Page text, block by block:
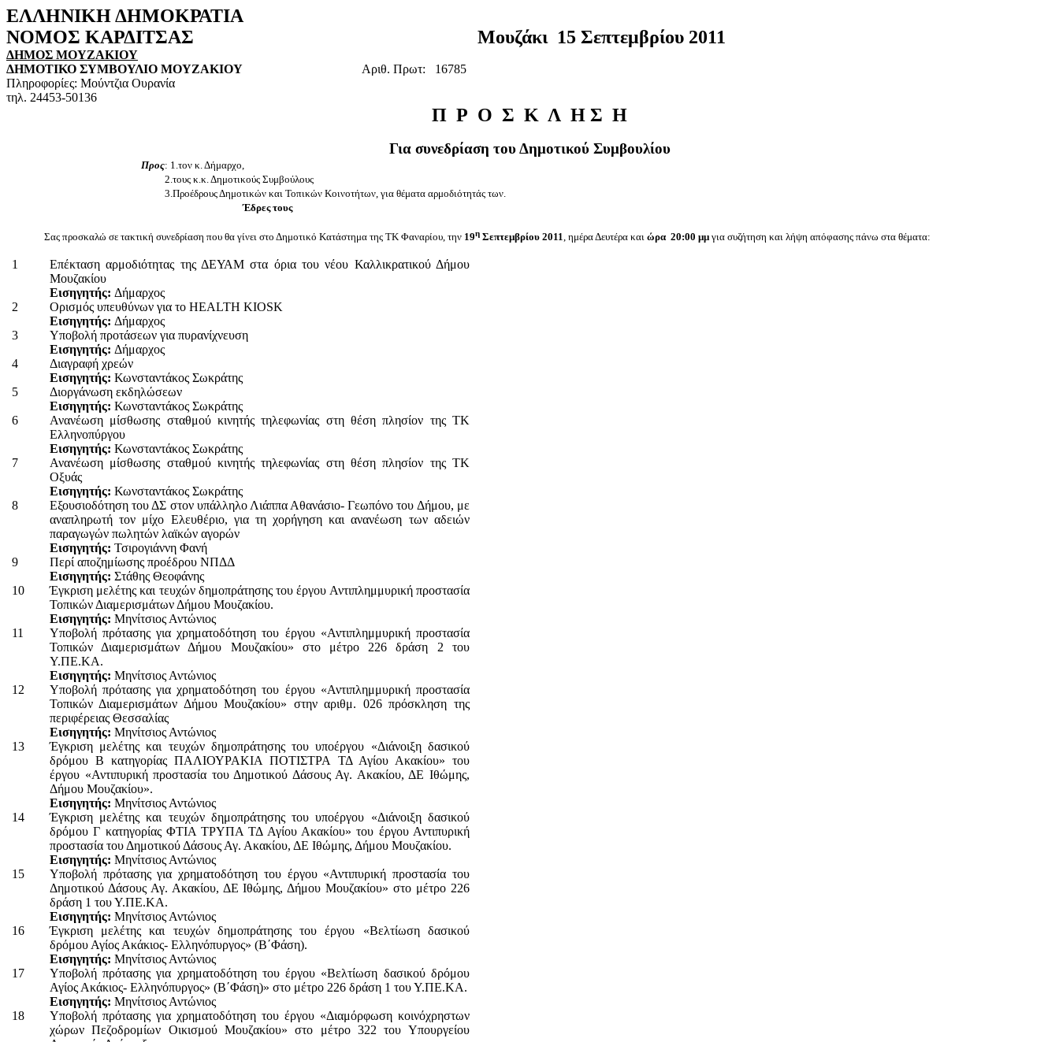
ΕΛΛΗΝΙΚΗΔΗΜΟΚΡΑΤΙΑ
ΝΟΜΟΣ ΚΑΡΔΙΤΣΑΣ Μουζάκι 15 Σεπτεμβρίου 2011
ΔΗΜΟΣ ΜΟΥΖΑΚΙΟΥ
ΔΗΜΟΤΙΚΟ ΣΥΜΒΟΥΛΙΟ ΜΟΥΖΑΚΙΟΥ
Αριθ. Πρωτ:
16785
Πληροφορίες: Μούντζια Ουρανία
τηλ. 24453-50136
Π Ρ Ο Σ Κ Λ Η Σ Η
Για συνεδρίαση του Δημοτικού Συμβουλίου
Προς: 1.τον κ. Δήμαρχο,
2.τους κ.κ. Δημοτικούς Συμβούλους
3.Προέδρους Δημοτικών και Τοπικών Κοινοτήτων, για θέματα αρμοδιότητάς των.
Έδρες τους
Σας προσκαλώ σε τακτική συνεδρίαση που θα γίνει στο Δημοτικό Κατάστημα της ΤΚ Φαναρίου, την 19η Σεπτεμβρίου 2011, ημέρα Δευτέρα και ώρα 20:00 μμ για συζήτηση και λήψη απόφασης πάνω στα θέματα:
1
Επέκταση αρμοδιότητας της ΔΕΥΑΜ στα όρια του νέου Καλλικρατικού Δήμου
Μουζακίου
Εισηγητής: Δήμαρχος
2
Ορισμός υπευθύνων για το HEALTH KIOSK
Εισηγητής: Δήμαρχος
3
Υποβολή προτάσεων για πυρανίχνευση
Εισηγητής: Δήμαρχος
4
Διαγραφή χρεών
Εισηγητής: Κωνσταντάκος Σωκράτης
5
Διοργάνωση εκδηλώσεων
Εισηγητής: Κωνσταντάκος Σωκράτης
6
Ανανέωση μίσθωσης σταθμού κινητής τηλεφωνίας στη θέση πλησίον της ΤΚ
Ελληνοπύργου
Εισηγητής: Κωνσταντάκος Σωκράτης
7
Ανανέωση μίσθωσης σταθμού κινητής τηλεφωνίας στη θέση πλησίον της ΤΚ
Οξυάς
Εισηγητής: Κωνσταντάκος Σωκράτης
8
Εξουσιοδότηση του ΔΣ στον υπάλληλο Λιάππα Αθανάσιο- Γεωπόνο του Δήμου, με
αναπληρωτή τον μίχο Ελευθέριο, για τη χορήγηση και ανανέωση των αδειών
παραγωγών πωλητών λαϊκών αγορών
Εισηγητής: Τσιρογιάννη Φανή
9
Περί αποζημίωσης προέδρου ΝΠΔΔ
Εισηγητής: Στάθης Θεοφάνης
10
Έγκριση μελέτης και τευχών δημοπράτησης του έργου Αντιπλημμυρική προστασία
Τοπικών Διαμερισμάτων Δήμου Μουζακίου.
Εισηγητής: Μηνίτσιος Αντώνιος
11
Υποβολή πρότασης για χρηματοδότηση του έργου «Αντιπλημμυρική προστασία
Τοπικών Διαμερισμάτων Δήμου Μουζακίου» στο μέτρο 226 δράση 2 του
Υ.ΠΕ.ΚΑ.
Εισηγητής: Μηνίτσιος Αντώνιος
12
Υποβολή πρότασης για χρηματοδότηση του έργου «Αντιπλημμυρική προστασία
Τοπικών Διαμερισμάτων Δήμου Μουζακίου» στην αριθμ. 026 πρόσκληση της
περιφέρειας Θεσσαλίας
Εισηγητής: Μηνίτσιος Αντώνιος
13
Έγκριση μελέτης και τευχών δημοπράτησης του υποέργου «Διάνοιξη δασικού
δρόμου Β κατηγορίας ΠΑΛΙΟΥΡΑΚΙΑ ΠΟΤΙΣΤΡΑ ΤΔ Αγίου Ακακίου» του
έργου «Αντιπυρική προστασία του Δημοτικού Δάσους Αγ. Ακακίου, ΔΕ Ιθώμης,
Δήμου Μουζακίου».
Εισηγητής: Μηνίτσιος Αντώνιος
14
Έγκριση μελέτης και τευχών δημοπράτησης του υποέργου «Διάνοιξη δασικού
δρόμου Γ κατηγορίας ΦΤΙΑ ΤΡΥΠΑ ΤΔ Αγίου Ακακίου» του έργου Αντιπυρική
προστασία του Δημοτικού Δάσους Αγ. Ακακίου, ΔΕ Ιθώμης, Δήμου Μουζακίου.
Εισηγητής: Μηνίτσιος Αντώνιος
15
Υποβολή πρότασης για χρηματοδότηση του έργου «Αντιπυρική προστασία του
Δημοτικού Δάσους Αγ. Ακακίου, ΔΕ Ιθώμης, Δήμου Μουζακίου» στο μέτρο 226
δράση 1 του Υ.ΠΕ.ΚΑ.
Εισηγητής: Μηνίτσιος Αντώνιος
16
Έγκριση μελέτης και τευχών δημοπράτησης του έργου «Βελτίωση δασικού
δρόμου Αγίος Ακάκιος- Ελληνόπυργος» (Β΄Φάση).
Εισηγητής: Μηνίτσιος Αντώνιος
17
Υποβολή πρότασης για χρηματοδότηση του έργου «Βελτίωση δασικού δρόμου
Αγίος Ακάκιος- Ελληνόπυργος» (Β΄Φάση)» στο μέτρο 226 δράση 1 του Υ.ΠΕ.ΚΑ.
Εισηγητής: Μηνίτσιος Αντώνιος
18
Υποβολή πρότασης για χρηματοδότηση του έργου «Διαμόρφωση κοινόχρηστων
χώρων Πεζοδρομίων Οικισμού Μουζακίου» στο μέτρο 322 του Υπουργείου